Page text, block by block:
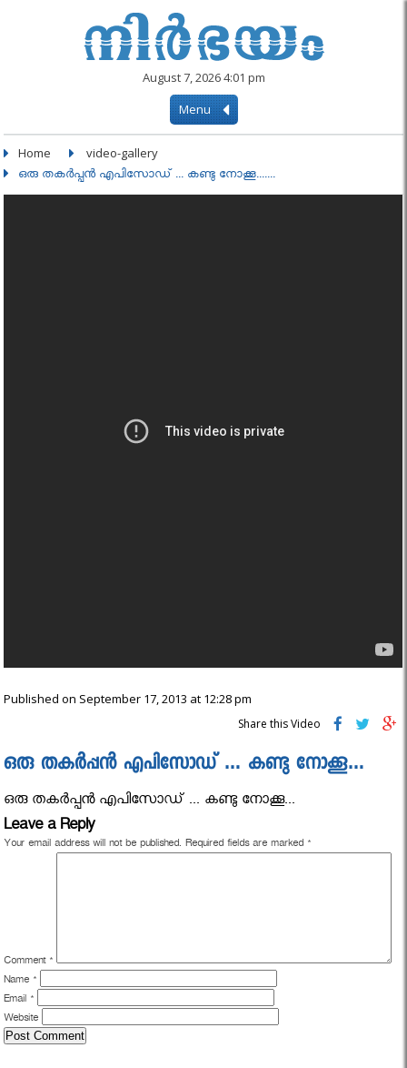
August 7, 2026 4:01 pm
Menu
Home video-gallery
ഒരു തകർപ്പൻ എപിസോഡ് ... കണ്ടു നോക്കൂ.......
Published on September 17, 2013 at 12:28 pm
Share this Video
ഒരു തകർപ്പൻ എപിസോഡ് … കണ്ടു നോക്കൂ…
ഒരു തകർപ്പൻ എപിസോഡ് ... കണ്ടു നോക്കൂ...
Leave a Reply
Your email address will not be published. Required fields are marked *
Comment *
Name *
Email *
Website